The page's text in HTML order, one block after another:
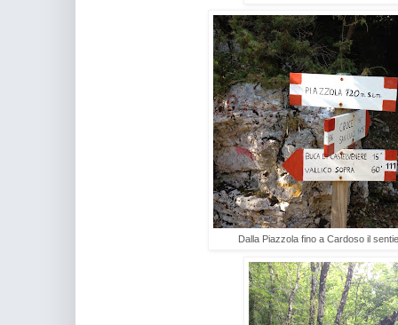
Dalla Piazzola fino a Cardoso il